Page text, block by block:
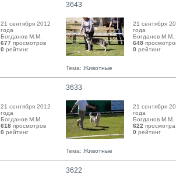
21 сентября 2012
года
Богданов М.М.
677 просмотров
0 рейтинг
3643
21 сентября
года
Богданов М.М.
648
0 рейтинг
Тема: Животные
21 сентября 2012
года
Богданов М.М.
618 просмотров
0 рейтинг
3633
21 сентября
года
Богданов М.М.
622 просмотра
0 рейтинг
Тема: Животные
3622